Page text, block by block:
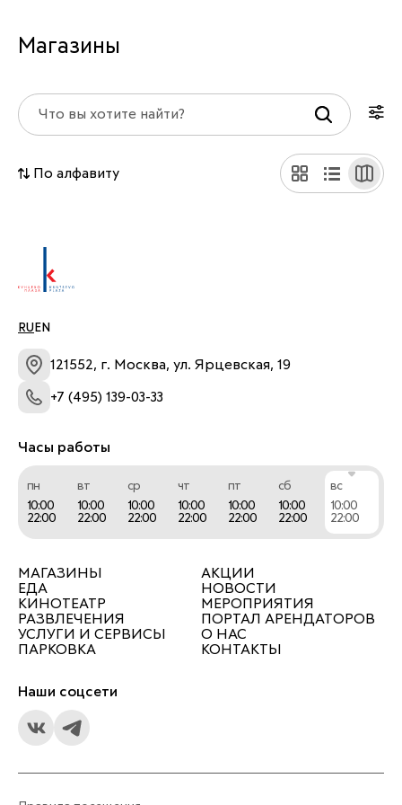
Магазины
По алфавиту
RU EN
121552, г. Москва, ул. Ярцевская, 19
+7 (495) 139-03-33
Часы работы
пн
10:00
22:00
вт
10:00
22:00
ср
10:00
22:00
чт
10:00
22:00
пт
10:00
22:00
сб
10:00
22:00
вс
10:00
22:00
МАГАЗИНЫ
ЕДА
КИНОТЕАТР
РАЗВЛЕЧЕНИЯ
УСЛУГИ И СЕРВИСЫ
ПАРКОВКА
АКЦИИ
НОВОСТИ
МЕРОПРИЯТИЯ
ПОРТАЛ АРЕНДАТОРОВ
О НАС
КОНТАКТЫ
Наши соцсети